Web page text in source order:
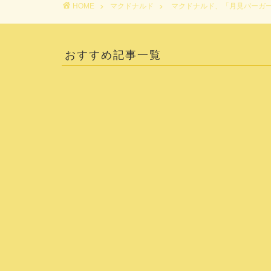
HOME マクドナルド マクドナルド、「月見バーガ
おすすめ記事一覧